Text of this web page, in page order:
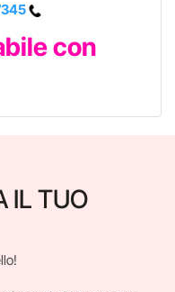
con
IL TUO